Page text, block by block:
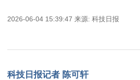
2026-06-04 15:39:47 来源: 科技日报
科技日报记者 陈可轩